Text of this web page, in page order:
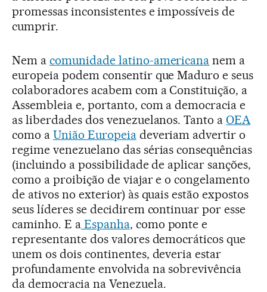
promessas inconsistentes e impossíveis de
cumprir.
Nem a comunidade latino-americana nem a
europeia podem consentir que Maduro e seus
colaboradores acabem com a Constituição, a
Assembleia e, portanto, com a democracia e
as liberdades dos venezuelanos. Tanto a OEA
como a União Europeiadeveriam advertir o
regime venezuelano das sérias consequências
(incluindo a possibilidade de aplicar sanções,
como a proibição de viajar e o congelamento
de ativos no exterior) às quais estão expostos
seus líderes se decidirem continuar por esse
caminho. E aEspanha, como ponte e
representante dos valores democráticos que
unem os dois continentes, deveria estar
profundamente envolvida na sobrevivência
da democracia na Venezuela.